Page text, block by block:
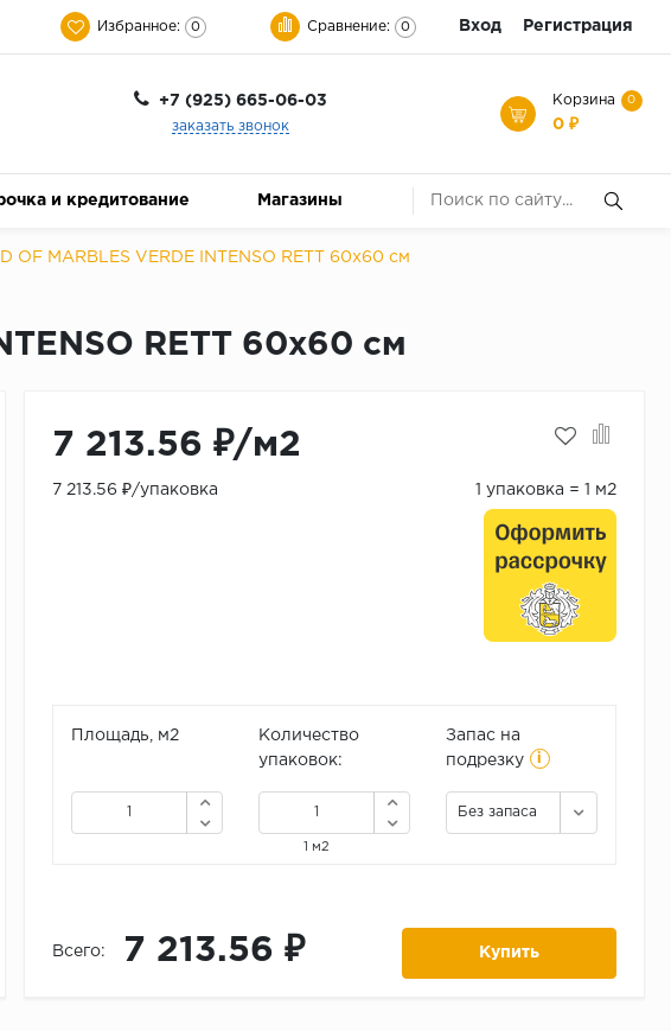
Избранное: 0 Сравнение: 0 Вход Регистрация
+7 (925) 665-06-03
заказать звонок
Корзина 0
0 ₽
и кредитование Магазины
OF MARBLES VERDE INTENSO RETT 60x60 см
RETT 60x60 см
7 213.56 ₽/м2
7 213.56 ₽/упаковка 1 упаковка = 1 м2
Площадь, м2
Количество
упаковок:
1 м2
Запас на
подрезку
i
Без запаса
Всего: 7 213.56 ₽ Купить